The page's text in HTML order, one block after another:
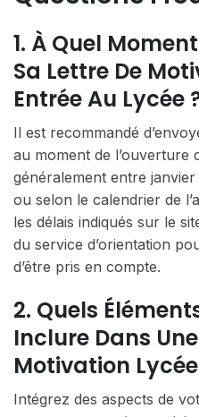
1. À Quel
Sa Lettre De
Entrée Au Lycée
Il est recommandé
au moment de l’ouverture
généralement entre
ou selon le calendrier de
les délais indiqués sur le
du service d’orientation
d’être pris en compte.
2. Quels
Inclure Dans
Motivation
Intégrez des aspects de